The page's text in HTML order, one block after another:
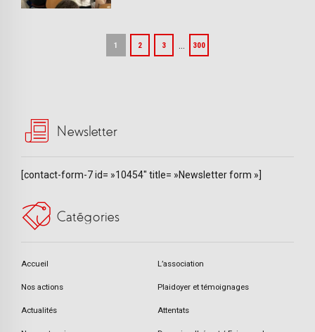
1 2 3 300
Newsletter
[contact-form-7 id= »10454″ title= »Newsletter form »]
Catégories
Accueil L’association
Nos actions Plaidoyer et témoignages
Actualités Attentats